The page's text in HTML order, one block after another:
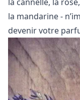
la mandarine -
devenir votre